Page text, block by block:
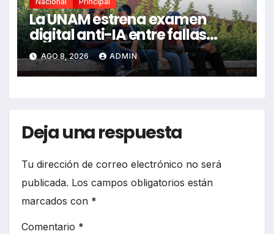
La UNAM estrena examen
digital anti-IA entre fallas
técnicas y angustia estudiantil
AGO 8, 2026 ADMIN
Deja una respuesta
Tu dirección de correo electrónico no será
publicada. Los campos obligatorios están
marcados con *
Comentario *